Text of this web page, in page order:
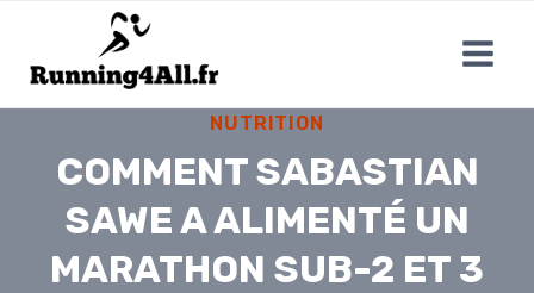
contenu
NUTRITION
COMMENT SABASTIAN
SAWE A ALIMENTÉ UN
MARATHON SUB-2 ET 3